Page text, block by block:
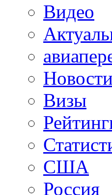
Видео
Визы
США
Россия